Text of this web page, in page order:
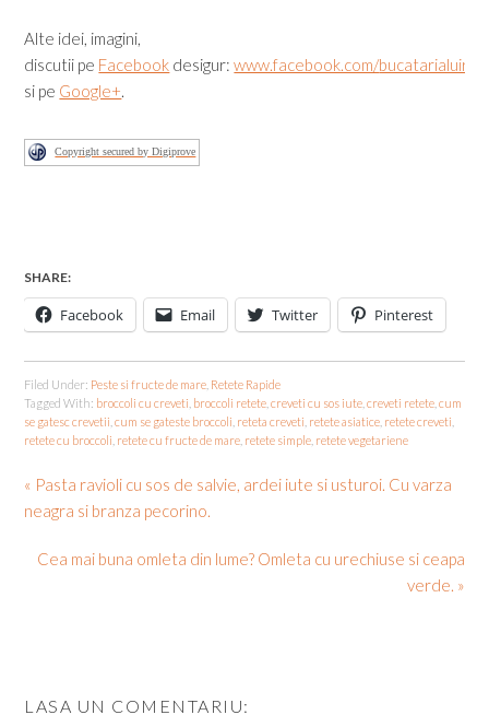
Alte idei, imagini,
discutii pe Facebook desigur:www.facebook.com/
si pe Google+
Copyright secured by Digiprove
SHARE:
Facebook Email Twitter Pinterest
Filed Under: Peste si fructe de mare Retete Rapide
Tagged With: broccoli cu creveti broccoli retete ,creveti cu sos iute ,creveti retete ,cum
se gatesc crevetii ,cum se gateste broccoli reteta creveti retete asiatice retete creveti
retete cu broccoli retete cu fructe de mare retete simple retete vegetariene
« Pasta ravioli cu sos de salvie, ardei iute si usturoi. Cu varza
neagra si branza pecorino.
Cea mai buna omleta din lume? Omleta cu urechiuse si ceapa
verde. »
LASA UN COMENTARIU: